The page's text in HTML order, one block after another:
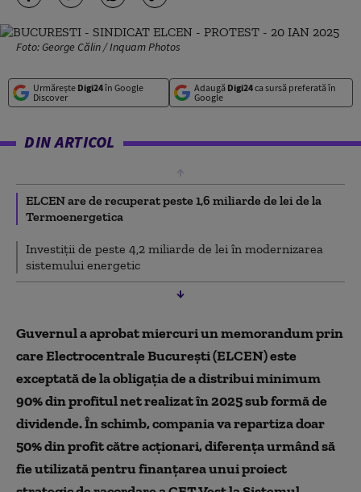
Foto: George Călin / Inquam Photos
Urmărește Digi24în Google
Discover
Adaugă Digi24ca sursă preferată în
Google
DIN ARTICOL
ELCEN are de recuperat peste 1,6 miliarde de lei de la
Termoenergetica
Investiții de peste 4,2 miliarde de lei în modernizarea
sistemului energetic
Guvernul a aprobat miercuri un memorandum prin
care Electrocentrale București (ELCEN) este
exceptată de la obligația de a distribui minimum
90% din profitul net realizat în 2025 sub formă de
dividende. În schimb, compania va repartiza doar
50% din profit către acționari, diferența urmând să
fie utilizată pentru finanțarea unui proiect